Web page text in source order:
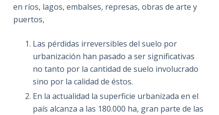
en ríos, lagos, embalses, represas, obras de arte y
puertos,
Las pérdidas irreversibles del suelo por
urbanización han pasado a ser significativas
no tanto por la cantidad de suelo involucrado
sino por la calidad de éstos.
En la actualidad la superficie urbanizada en el
país alcanza a las 180.000 ha, gran parte de las